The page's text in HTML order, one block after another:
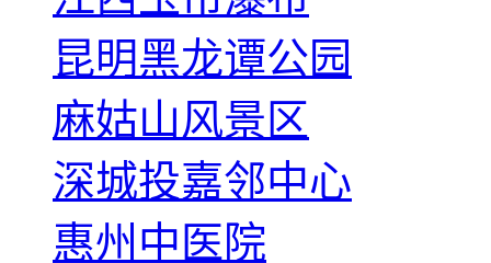
昆明黑龙谭公园
麻姑山风景区
深城投嘉邻中心
惠州中医院